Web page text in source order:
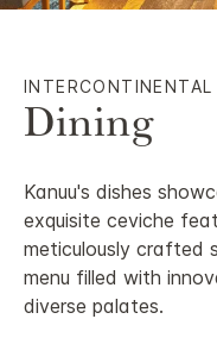
INTERCONTINENTAL
Dining
Kanuu's dishes
exquisite ceviche
meticulously crafted
menu filled with
diverse palates.